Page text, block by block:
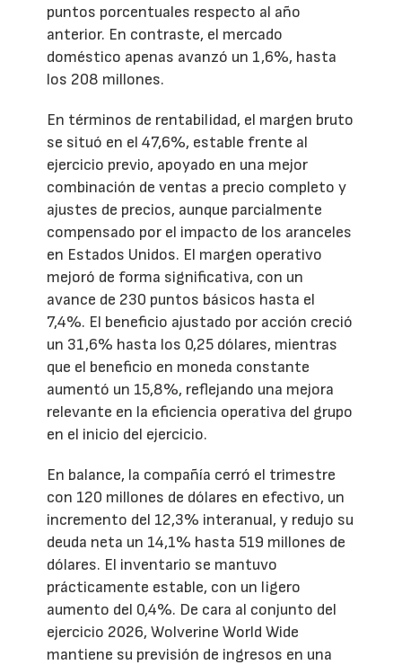
puntos porcentuales respecto al año
anterior. En contraste, el mercado
doméstico apenas avanzó un 1,6%, hasta
los 208 millones.
En términos de rentabilidad, el margen bruto
se situó en el 47,6%, estable frente al
ejercicio previo, apoyado en una mejor
combinación de ventas a precio completo y
ajustes de precios, aunque parcialmente
compensado por el impacto de los aranceles
en Estados Unidos. El margen operativo
mejoró de forma significativa, con un
avance de 230 puntos básicos hasta el
7,4%. El beneficio ajustado por acción creció
un 31,6% hasta los 0,25 dólares, mientras
que el beneficio en moneda constante
aumentó un 15,8%, reflejando una mejora
relevante en la eficiencia operativa del grupo
en el inicio del ejercicio.
En balance, la compañía cerró el trimestre
con 120 millones de dólares en efectivo, un
incremento del 12,3% interanual, y redujo su
deuda neta un 14,1% hasta 519 millones de
dólares. El inventario se mantuvo
prácticamente estable, con un ligero
aumento del 0,4%. De cara al conjunto del
ejercicio 2026, Wolverine World Wide
mantiene su previsión de ingresos en una